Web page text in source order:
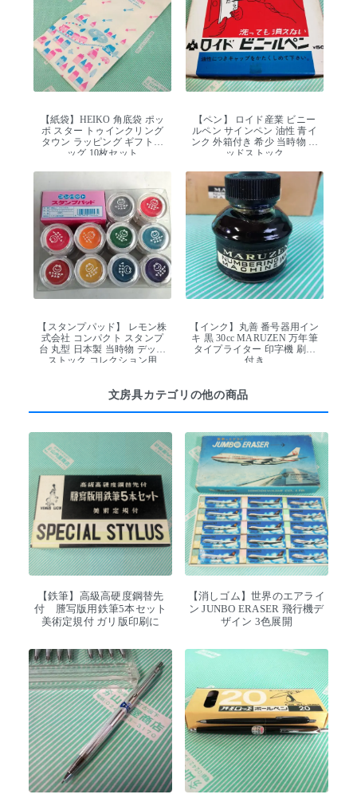
【紙袋】HEIKO 角底袋 ポッ
ポ スター トゥインクリング
タウン ラッピング ギフトバ
ッグ 10枚セット
【ペン】 ロイド産業 ビニー
ルペン サインペン 油性 青イ
ンク 外箱付き 希少 当時物 デ
ッドストック
【スタンプパッド】 レモン株
式会社 コンパクト スタンプ
台 丸型 日本製 当時物 デッド
ストック コレクション用
【インク】丸善 番号器用イン
キ 黒 30cc MARUZEN 万年筆
タイプライター 印字機 刷毛
付き
文房具カテゴリの他の商品
【鉄筆】高級高硬度鋼替先
付 謄写版用鉄筆5本セット
美術定規付 ガリ版印刷に
【消しゴム】世界のエアライ
ン JUNBO ERASER 飛行機デ
ザイン 3色展開